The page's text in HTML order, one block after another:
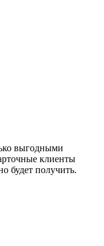
выгодными
клиенты
будет получить.